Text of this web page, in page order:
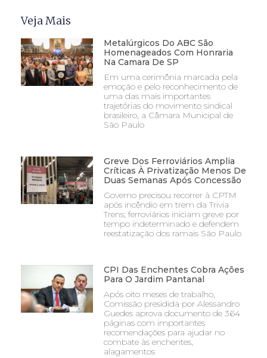
Veja Mais
Metalúrgicos Do ABC São
Homenageados Com Honraria
Na Camara De SP
Em uma cerimônia marcada pela
emoção e pelo reconhecimento de
uma das mais importantes
trajetórias do movimento sindical
brasileiro, a Câmara Municipal de
São Paulo
Greve Dos Ferroviários Amplia
Críticas À Privatização Menos De
Duas Semanas Após Concessão
Governo precisou recorrer à CPTM
após incêndio em trem da Trivia
Trens; ferroviários iniciam greve por
tempo indeterminado e defendem
reestatização dos ramais São Paulo
CPI Das Enchentes Cobra Ações
Para O Jardim Pantanal
Após oito meses de trabalho,
Comissão presidida por Alessandro
Guedes aprova documento de 364
páginas com importantes
recomendações para ajudar no
combate às enchentes,
alagamentos